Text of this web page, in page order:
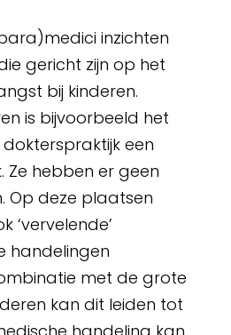
inzichten
gericht zijn op het
bij kinderen.
is bijvoorbeeld het
een
Ze hebben er geen
Op deze plaatsen
‘vervelende’
handelingen
met de grote
kan dit leiden tot